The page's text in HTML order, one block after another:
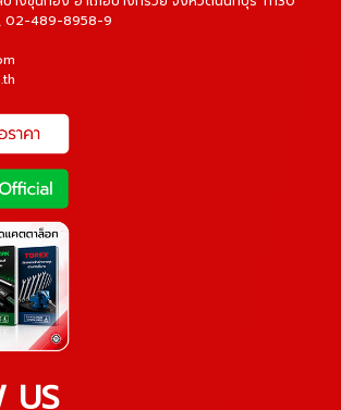
, 02-489-8958-9
US